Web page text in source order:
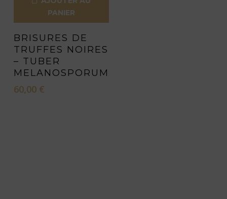
PANIER
BRISURES DE
TRUFFES NOIRES
– TUBER
MELANOSPORUM
60,00 €